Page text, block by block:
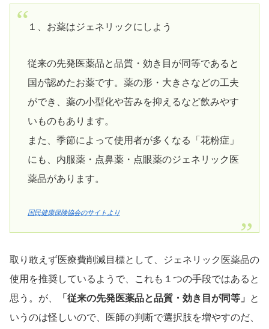
１、お薬はジェネリックにしよう
従来の先発医薬品と品質・効き目が同等であると
国が認めたお薬です。薬の形・大きさなどの工夫
ができ、薬の小型化や苦みを抑えるなど飲みやす
いものもあります。
また、季節によって使用者が多くなる「花粉症」
にも、内服薬・点鼻薬・点眼薬のジェネリック医
薬品があります。
国民健康保険協会のサイトより
取り敢えず医療費削減目標として、ジェネリック医薬品の
使用を推奨しているようで、これも１つの手段ではあると
思う。が、
「従来の先発医薬品と品質・効き目が同等」
と
いうのは怪しいので、医師の判断で選択肢を増やすのだ、